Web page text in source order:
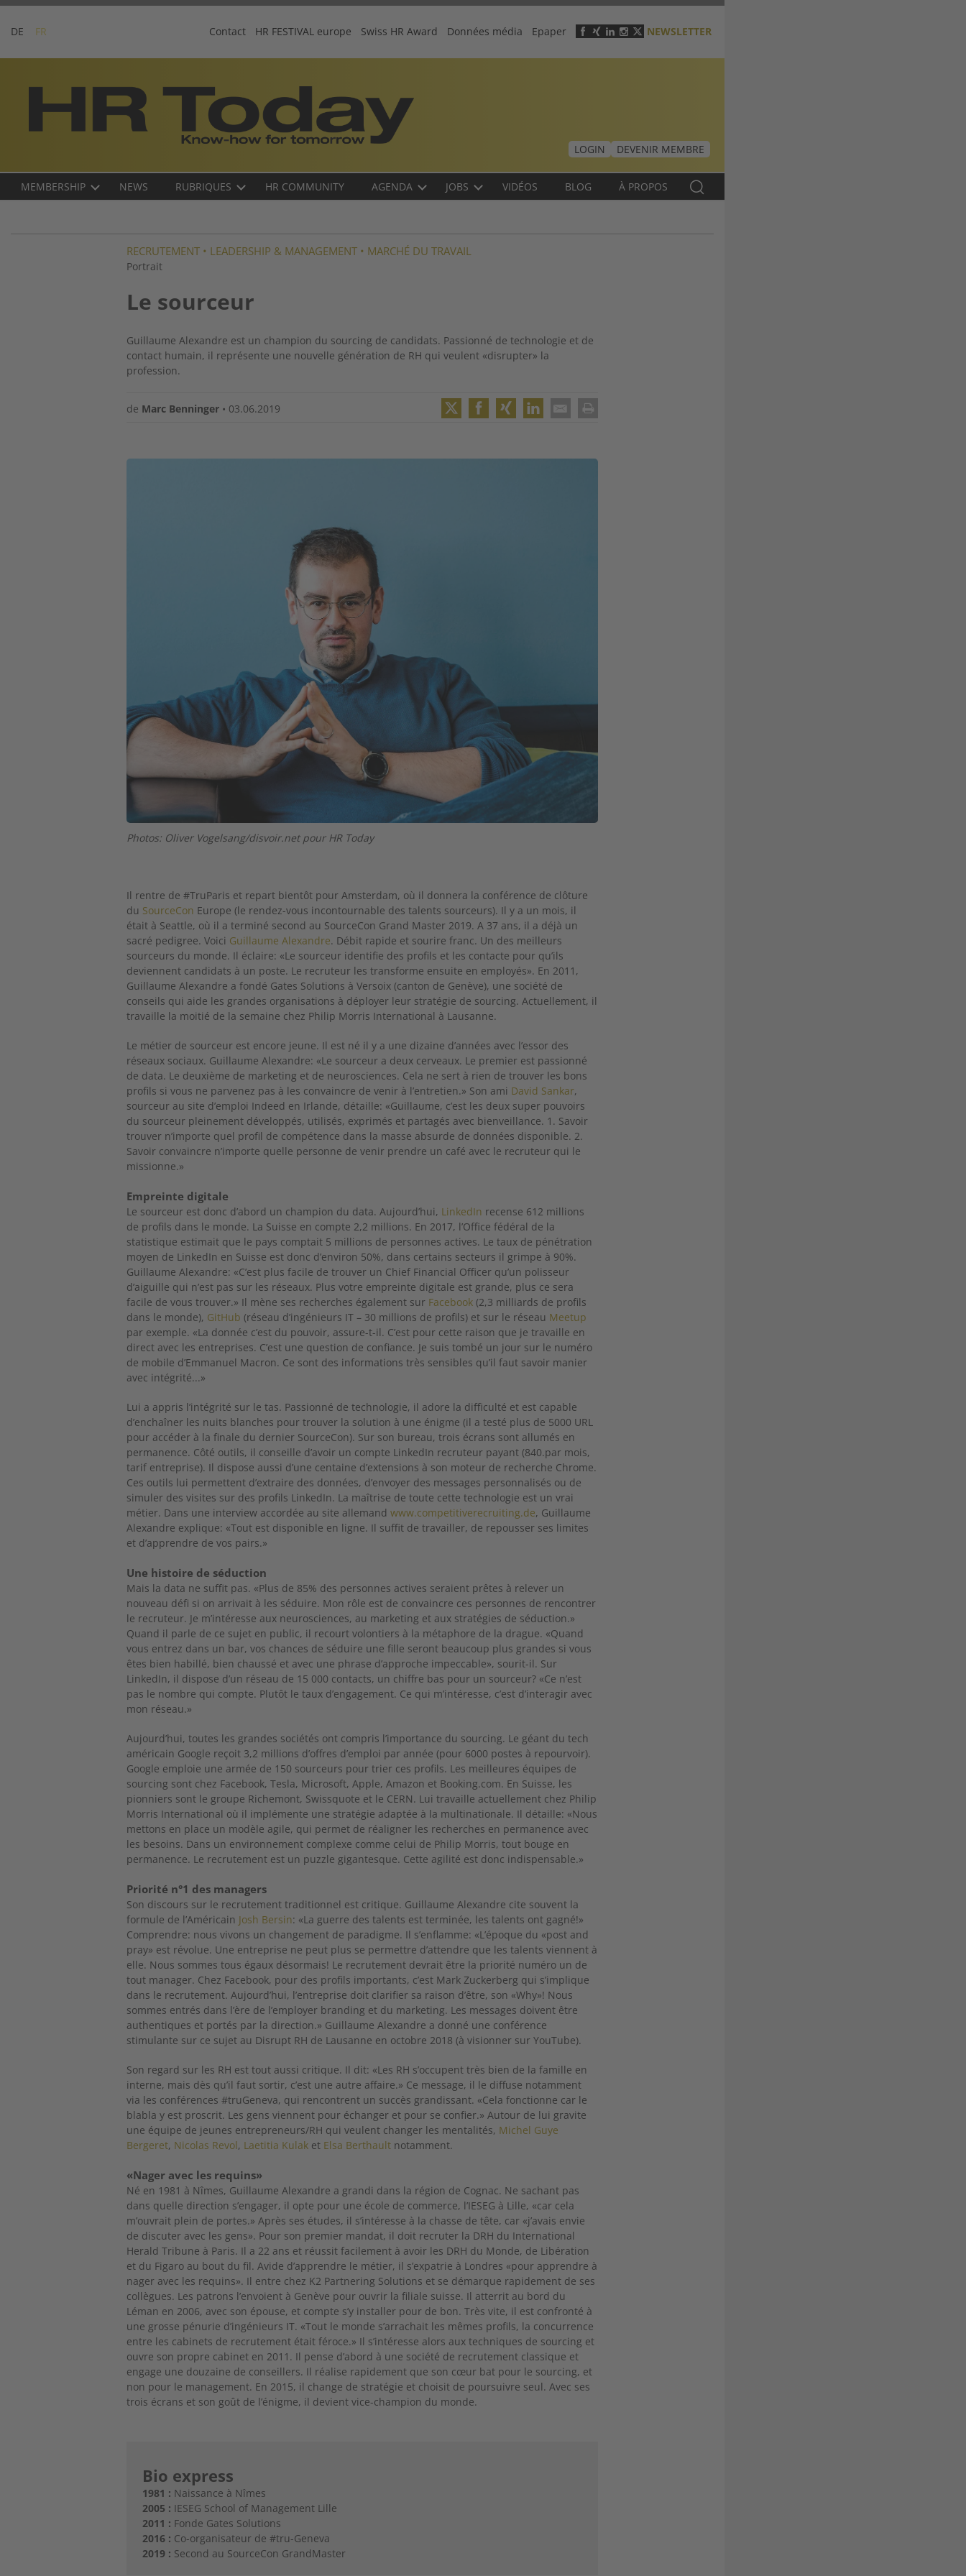
Skip
content
DE FR
Header
menu
Contact HR FESTIVAL europe Swiss HR Award Données média Epaper NEWSLETTER
LOGIN
DEVENIR MEMBRE
Main
FR
MEMBERSHIP NEWS RUBRIQUES HR COMMUNITY AGENDA JOBS VIDÉOS BLOG À PROPOS
RECRUTEMENT • LEADERSHIP & MANAGEMENT • MARCHÉ DU TRAVAIL
Portrait
Le sourceur
Guillaume Alexandre est un champion du sourcing de candidats. Passionné de technologie et de
contact humain, il représente une nouvelle génération de RH qui veulent «disrupter» la
profession.
de Marc Benninger • 03.06.2019
Photos: Oliver Vogelsang/disvoir.net pour HR Today
Il rentre de #TruParis et repart bientôt pour Amsterdam, où il donnera la conférence de clôture
du SourceCon Europe (le rendez-vous incontournable des talents sourceurs). Il y a un mois, il
était à Seattle, où il a terminé second au SourceCon Grand Master 2019. A 37 ans, il a déjà un
sacré pedigree. Voici Guillaume Alexandre. Débit rapide et sourire franc. Un des meilleurs
sourceurs du monde. Il éclaire: «Le sourceur identifie des profils et les contacte pour qu’ils
deviennent candidats à un poste. Le recruteur les transforme ensuite en employés». En 2011,
Guillaume Alexandre a fondé Gates Solutions à Versoix (canton de Genève), une société de
conseils qui aide les grandes organisations à déployer leur stratégie de sourcing. Actuellement, il
travaille la moitié de la semaine chez Philip Morris International à Lausanne.
Le métier de sourceur est encore jeune. Il est né il y a une dizaine d’années avec l’essor des
réseaux sociaux. Guillaume Alexandre: «Le sourceur a deux cerveaux. Le premier est passionné
de data. Le deuxième de marketing et de neurosciences. Cela ne sert à rien de trouver les bons
profils si vous ne parvenez pas à les convaincre de venir à l’entretien.» Son ami David Sankar,
sourceur au site d’emploi Indeed en Irlande, détaille: «Guillaume, c’est les deux super pouvoirs
du sourceur pleinement développés, utilisés, exprimés et partagés avec bienveillance. 1. Savoir
trouver n’importe quel profil de compétence dans la masse absurde de données disponible. 2.
Savoir convaincre n’importe quelle personne de venir prendre un café avec le recruteur qui le
missionne.»
Empreinte digitale
Le sourceur est donc d’abord un champion du data. Aujourd’hui, LinkedIn recense 612 millions
de profils dans le monde. La Suisse en compte 2,2 millions. En 2017, l’Office fédéral de la
statistique estimait que le pays comptait 5 millions de personnes actives. Le taux de pénétration
moyen de LinkedIn en Suisse est donc d’environ 50%, dans certains secteurs il grimpe à 90%.
Guillaume Alexandre: «C’est plus facile de trouver un Chief Financial Officer qu’un polisseur
d’aiguille qui n’est pas sur les réseaux. Plus votre empreinte digitale est grande, plus ce sera
facile de vous trouver.» Il mène ses recherches également sur Facebook (2,3 milliards de profils
dans le monde), GitHub (réseau d’ingénieurs IT – 30 millions de profils) et sur le réseau Meetup
par exemple. «La donnée c’est du pouvoir, assure-t-il. C’est pour cette raison que je travaille en
direct avec les entreprises. C’est une question de confiance. Je suis tombé un jour sur le numéro
de mobile d’Emmanuel Macron. Ce sont des informations très sensibles qu’il faut savoir manier
avec intégrité...»
Lui a appris l’intégrité sur le tas. Passionné de technologie, il adore la difficulté et est capable
d’enchaîner les nuits blanches pour trouver la solution à une énigme (il a testé plus de 5000 URL
pour accéder à la finale du dernier SourceCon). Sur son bureau, trois écrans sont allumés en
permanence. Côté outils, il conseille d’avoir un compte LinkedIn recruteur payant (840.par mois,
tarif entreprise). Il dispose aussi d’une centaine d’extensions à son moteur de recherche Chrome.
Ces outils lui permettent d’extraire des données, d’envoyer des messages personnalisés ou de
simuler des visites sur des profils LinkedIn. La maîtrise de toute cette technologie est un vrai
métier. Dans une interview accordée au site allemandwww.competitiverecruiting.de, Guillaume
Alexandre explique: «Tout est disponible en ligne. Il suffit de travailler, de repousser ses limites
et d’apprendre de vos pairs.»
Une histoire de séduction
Mais la data ne suffit pas. «Plus de 85% des personnes actives seraient prêtes à relever un
nouveau défi si on arrivait à les séduire. Mon rôle est de convaincre ces personnes de rencontrer
le recruteur. Je m’intéresse aux neurosciences, au marketing et aux stratégies de séduction.»
Quand il parle de ce sujet en public, il recourt volontiers à la métaphore de la drague. «Quand
vous entrez dans un bar, vos chances de séduire une fille seront beaucoup plus grandes si vous
êtes bien habillé, bien chaussé et avec une phrase d’approche impeccable», sourit-il. Sur
LinkedIn, il dispose d’un réseau de 15 000 contacts, un chiffre bas pour un sourceur? «Ce n’est
pas le nombre qui compte. Plutôt le taux d’engagement. Ce qui m’intéresse, c’est d’interagir avec
mon réseau.»
Aujourd’hui, toutes les grandes sociétés ont compris l’importance du sourcing. Le géant du tech
américain Google reçoit 3,2 millions d’offres d’emploi par année (pour 6000 postes à repourvoir).
Google emploie une armée de 150 sourceurs pour trier ces profils. Les meilleures équipes de
sourcing sont chez Facebook, Tesla, Microsoft, Apple, Amazon et Booking.com. En Suisse, les
pionniers sont le groupe Richemont, Swissquote et le CERN. Lui travaille actuellement chez Philip
Morris International où il implémente une stratégie adaptée à la multinationale. Il détaille: «Nous
mettons en place un modèle agile, qui permet de réaligner les recherches en permanence avec
les besoins. Dans un environnement complexe comme celui de Philip Morris, tout bouge en
permanence. Le recrutement est un puzzle gigantesque. Cette agilité est donc indispensable.»
Priorité n°1 des managers
Son discours sur le recrutement traditionnel est critique. Guillaume Alexandre cite souvent la
formule de l’Américain Josh Bersin: «La guerre des talents est terminée, les talents ont gagné!»
Comprendre: nous vivons un changement de paradigme. Il s’enflamme: «L’époque du «post and
pray» est révolue. Une entreprise ne peut plus se permettre d’attendre que les talents viennent à
elle. Nous sommes tous égaux désormais! Le recrutement devrait être la priorité numéro un de
tout manager. Chez Facebook, pour des profils importants, c’est Mark Zuckerberg qui s’implique
dans le recrutement. Aujourd’hui, l’entreprise doit clarifier sa raison d’être, son «Why»! Nous
sommes entrés dans l’ère de l’employer branding et du marketing. Les messages doivent être
authentiques et portés par la direction.» Guillaume Alexandre a donné une conférence
stimulante sur ce sujet au Disrupt RH de Lausanne en octobre 2018 (à visionner sur YouTube).
Son regard sur les RH est tout aussi critique. Il dit: «Les RH s’occupent très bien de la famille en
interne, mais dès qu’il faut sortir, c’est une autre affaire.» Ce message, il le diffuse notamment
via les conférences #truGeneva, qui rencontrent un succès grandissant. «Cela fonctionne car le
blabla y est proscrit. Les gens viennent pour échanger et pour se confier.» Autour de lui gravite
une équipe de jeunes entrepreneurs/RH qui veulent changer les mentalités, Michel Guye
Bergeret, Nicolas Revol, Laetitia Kulak et Elsa Berthault notamment.
«Nager avec les requins»
Né en 1981 à Nîmes, Guillaume Alexandre a grandi dans la région de Cognac. Ne sachant pas
dans quelle direction s’engager, il opte pour une école de commerce, l’IESEG à Lille, «car cela
m’ouvrait plein de portes.» Après ses études, il s’intéresse à la chasse de tête, car «j’avais envie
de discuter avec les gens». Pour son premier mandat, il doit recruter la DRH du International
Herald Tribune à Paris. Il a 22 ans et réussit facilement à avoir les DRH du Monde, de Libération
et du Figaro au bout du fil. Avide d’apprendre le métier, il s’expatrie à Londres «pour apprendre à
nager avec les requins». Il entre chez K2 Partnering Solutions et se démarque rapidement de ses
collègues. Les patrons l’envoient à Genève pour ouvrir la filiale suisse. Il atterrit au bord du
Léman en 2006, avec son épouse, et compte s’y installer pour de bon. Très vite, il est confronté à
une grosse pénurie d’ingénieurs IT. «Tout le monde s’arrachait les mêmes profils, la concurrence
entre les cabinets de recrutement était féroce.» Il s’intéresse alors aux techniques de sourcing et
ouvre son propre cabinet en 2011. Il pense d’abord à une société de recrutement classique et
engage une douzaine de conseillers. Il réalise rapidement que son cœur bat pour le sourcing, et
non pour le management. En 2015, il change de stratégie et choisit de poursuivre seul. Avec ses
trois écrans et son goût de l’énigme, il devient vice-champion du monde.
Bio express
1981 : Naissance à Nîmes
2005 : IESEG School of Management Lille
2011 : Fonde Gates Solutions
2016 : Co-organisateur de #tru-Geneva
2019 : Second au SourceCon GrandMaster